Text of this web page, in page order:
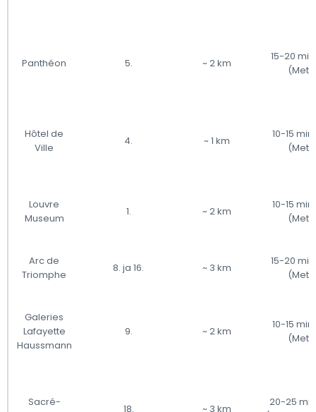
Panthéon 5. ~ 2 km
15-20
Hôtel de
Ville
4. ~ 1 km
10-15
Louvre
Museum
1. ~ 2 km
10-15
Arc de
Triomphe
8. ja 16. ~ 3 km
15-20
Galeries
Lafayette
Haussmann
9. ~ 2 km
10-15
Sacré-
18. ~ 3 km
20-25